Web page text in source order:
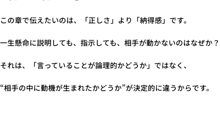
この章で伝えたいのは、「正しさ」より「納得感」です。
一生懸命に説明しても、指示しても、相手が動かないのはなぜか？
それは、「言っていることが論理的かどうか」ではなく、
“相手の中に動機が生まれたかどうか”が決定的に違うからです。